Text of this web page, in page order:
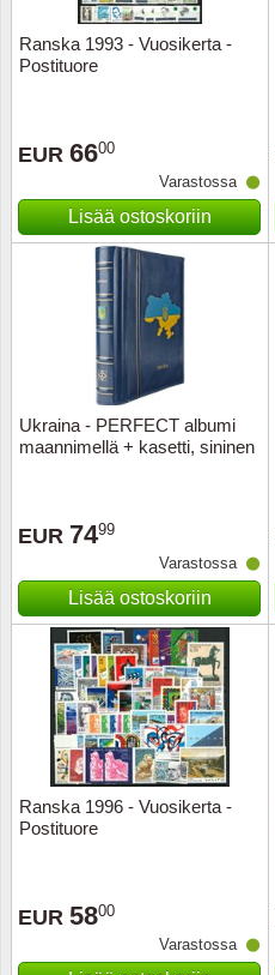
Ranska 1993 - Vuosikerta -
Postituore
EUR 6600
Varastossa
Lisää ostoskoriin
Ukraina - PERFECT albumi
maannimellä + kasetti, sininen
EUR 7499
Varastossa
Lisää ostoskoriin
Ranska 1996 - Vuosikerta -
Postituore
EUR 5800
Varastossa